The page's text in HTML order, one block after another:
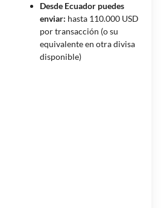
Desde Ecuador puedes
enviar: hasta 110.000 USD
por transacción (o su
equivalente en otra divisa
disponible)